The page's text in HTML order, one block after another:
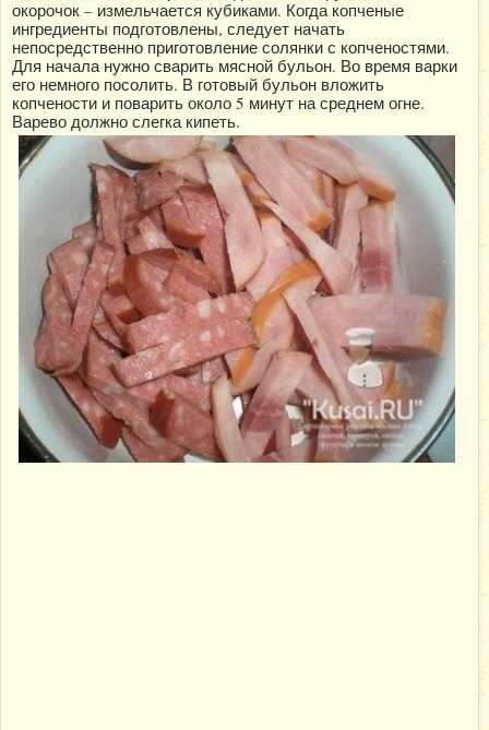
окорочок – измельчается кубиками. Когда копченые
ингредиенты подготовлены, следует начать
непосредственно приготовление солянки с копченостями.
Для начала нужно сварить мясной бульон. Во время варки
его немного посолить. В готовый бульон вложить
копчености и поварить около 5 минут на среднем огне.
Варево должно слегка кипеть.